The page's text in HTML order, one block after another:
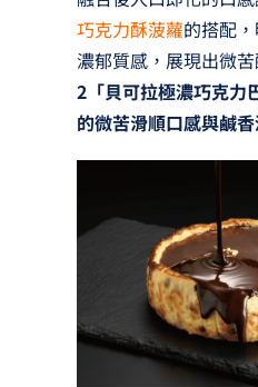
巧克力酥菠蘿的搭配
濃郁質感，展現出微
2「貝可拉極濃巧克力
的微苦滑順口感與鹹